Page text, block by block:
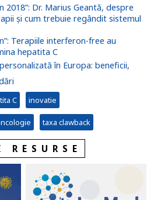
2018”: Dr. Marius Geantă, despre
și cum trebuie regândit sistemul
Terapiile interferon-free au
hepatita C
în Europa: beneficii,
C inovatie
taxa clawback
RESURSE